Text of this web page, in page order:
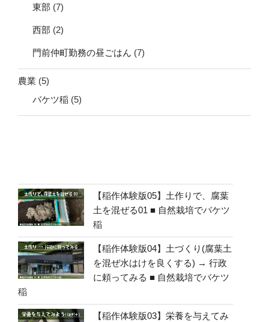
東部 (7)
西部 (2)
門前仲町勤務の昼ごはん (7)
農業 (5)
バケツ稲 (5)
【稲作体験版05】土作りで、腐葉
土を混ぜる01 ■ 自然栽培でバケツ
稲
【稲作体験版04】土づくり(腐葉土
を混ぜ水はけを良くする) → 行政
に頼ってみる ■ 自然栽培でバケツ
稲
【稲作体験版03】栄養を与えてみ